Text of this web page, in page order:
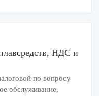
НДС и
по вопросу
обслуживание,